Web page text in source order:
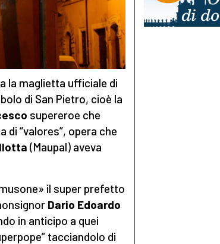
la maglietta ufficiale di
di San Pietro, cioè la
supereroe che
di “valores”, opera che
(Maupal) aveva
il super prefetto
Dario Edoardo
in anticipo a quei
tacciandolo di